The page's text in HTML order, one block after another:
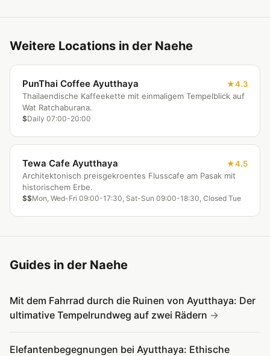
Weitere Locations in der Naehe
PunThai Coffee Ayutthaya
4.3
Thailaendische Kaffeekette mit einmaligem Tempelblick auf
Wat Ratchaburana.
$Daily 07:00-20:00
Tewa Cafe Ayutthaya
4.5
Architektonisch preisgekroentes Flusscafe am Pasak mit
historischem Erbe.
$$Mon, Wed-Fri 09:00-17:30, Sat-Sun 09:00-18:30, Closed Tue
Guides in der Naehe
Mit dem Fahrrad durch die Ruinen von Ayutthaya: Der
ultimative Tempelrundweg auf zwei Rädern
Elefantenbegegnungen bei Ayutthaya: Ethische